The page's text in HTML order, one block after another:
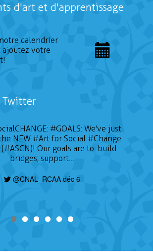
d'art et d'apprentissage
calendrier
votre
Twitter
: #GOALS: We've just
NEW #Art for Social #Change
Our goals are to: build
bridges, support…
@CNAL_RCAA déc 6